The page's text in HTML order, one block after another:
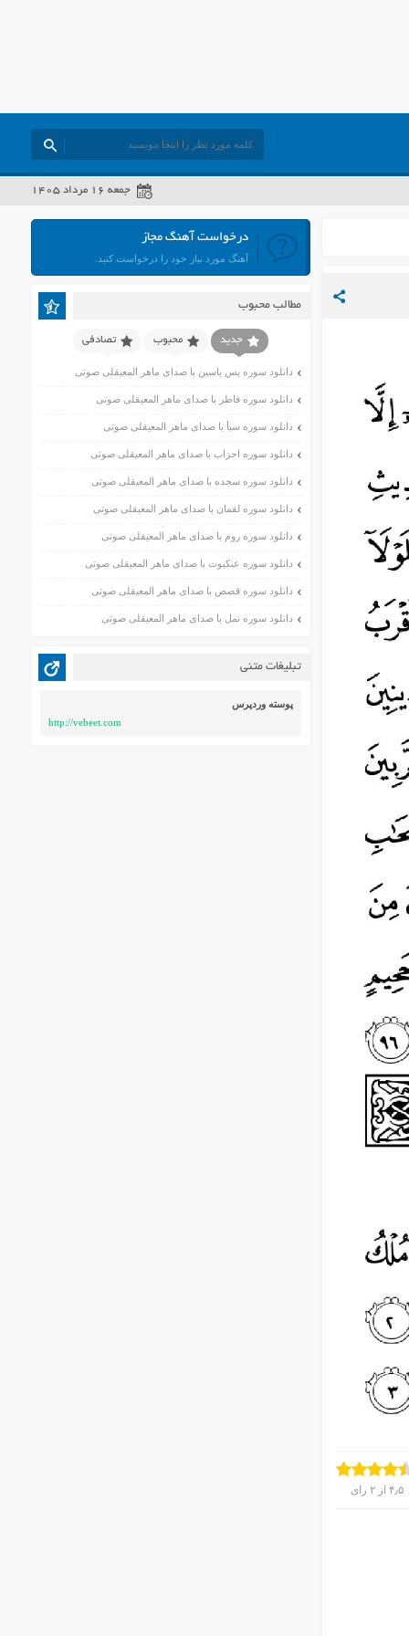
جمعه ۱۶ مرداد ۱۴۰۵
۴٫۵از ۲رای
درخواست آهنگ مجاز
آهنگ مورد نیاز خود را درخواست کنید.
مطالب محبوب
جدید محبوب تصادفی
دانلود سوره یس یاسین با صدای ماهر المعیقلی صوتی
دانلود سوره فاطر با صدای ماهر المعیقلی صوتی
دانلود سوره سبأ با صدای ماهر المعیقلی صوتی
دانلود سوره احزاب با صدای ماهر المعیقلی صوتی
دانلود سوره سجده با صدای ماهر المعیقلی صوتی
دانلود سوره لقمان با صدای ماهر المعیقلی صوتی
دانلود سوره روم با صدای ماهر المعیقلی صوتی
دانلود سوره عنکبوت با صدای ماهر المعیقلی صوتی
دانلود سوره قصص با صدای ماهر المعیقلی صوتی
دانلود سوره نمل با صدای ماهر المعیقلی صوتی
تبلیغات متنی
پوسته وردپرس
http://vebeet.com